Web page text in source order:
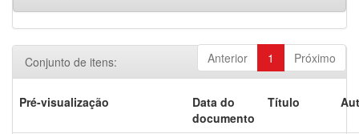
Anterior 1 Próximo
Conjunto de itens:
Pré-visualização
Data do
documento
Título